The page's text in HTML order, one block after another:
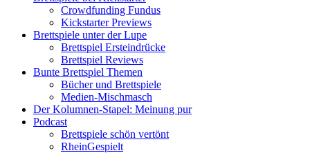
Crowdfunding Fundus
Kickstarter Previews
Brettspiele unter der Lupe
Brettspiel Ersteindrücke
Brettspiel Reviews
Bunte Brettspiel Themen
Bücher und Brettspiele
Medien-Mischmasch
Der Kolumnen-Stapel: Meinung pur
Podcast
Brettspiele schön vertönt
RheinGespielt